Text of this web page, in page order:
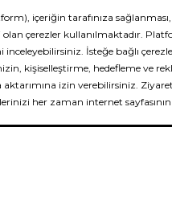
DeFactoFIT ©️ 2022-2026.